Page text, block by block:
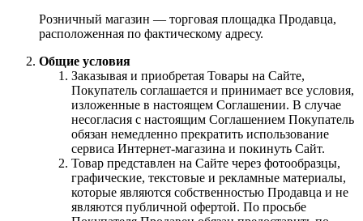
Розничный магазин — торговая площадка Продавца,
расположенная по фактическому адресу.
Общие условия
Заказывая и приобретая Товары на Сайте,
Покупатель соглашается и принимает все условия,
изложенные в настоящем Соглашении. В случае
несогласия с настоящим Соглашением Покупатель
обязан немедленно прекратить использование
сервиса Интернет-магазина и покинуть Сайт.
Товар представлен на Сайте через фотообразцы,
графические, текстовые и рекламные материалы,
которые являются собственностью Продавца и не
являются публичной офертой. По просьбе